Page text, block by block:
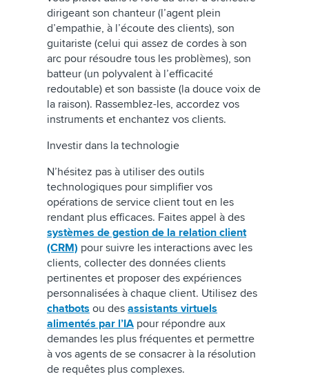
dirigeant son chanteur (l’agent plein
d’empathie, à l’écoute des clients), son
guitariste (celui qui assez de cordes à son
arc pour résoudre tous les problèmes), son
batteur (un polyvalent à l’efficacité
redoutable) et son bassiste (la douce voix de
la raison). Rassemblez-les, accordez vos
instruments et enchantez vos clients.
Investir dans la technologie
N’hésitez pas à utiliser des outils
technologiques pour simplifier vos
opérations de service client tout en les
rendant plus efficaces. Faites appel à des
systèmes de gestion de la relation client
(CRM) pour suivre les interactions avec les
clients, collecter des données clients
pertinentes et proposer des expériences
personnalisées à chaque client. Utilisez des
chatbots ou des assistants virtuels
alimentés par l’IA pour répondre aux
demandes les plus fréquentes et permettre
à vos agents de se consacrer à la résolution
de requêtes plus complexes.